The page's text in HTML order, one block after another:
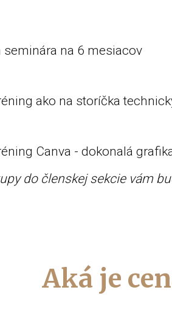
seminára na 6 mesiacov
ako na storíčka
Canva - dokonalá
do členskej sekcie vám
Aká je